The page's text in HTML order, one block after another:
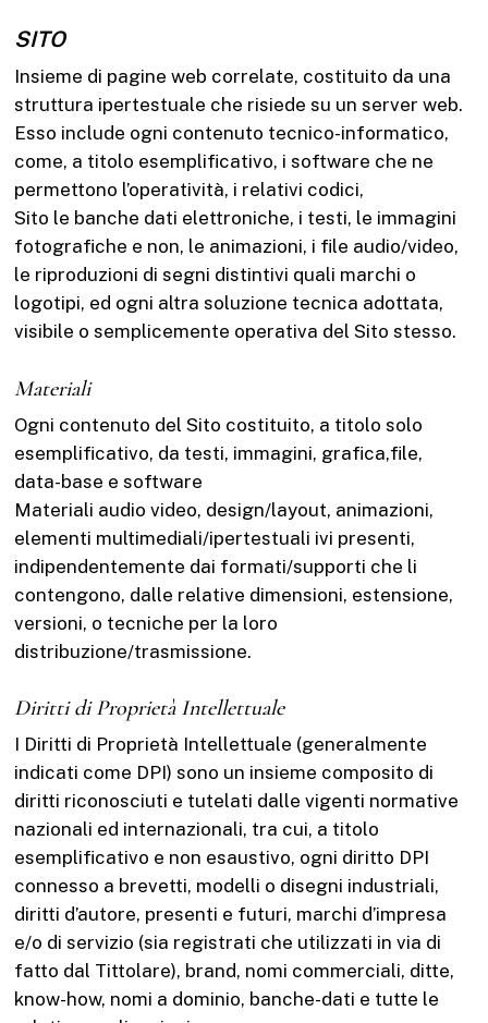
SITO
Insieme di pagine web correlate, costituito da una
struttura ipertestuale che risiede su un server web.
Esso include ogni contenuto tecnico-informatico,
come, a titolo esemplificativo, i software che ne
permettono l’operatività, i relativi codici,
Sito le banche dati elettroniche, i testi, le immagini
fotografiche e non, le animazioni, i file audio/video,
le riproduzioni di segni distintivi quali marchi o
logotipi, ed ogni altra soluzione tecnica adottata,
visibile o semplicemente operativa del Sito stesso.
Materiali
Ogni contenuto del Sito costituito, a titolo solo
esemplificativo, da testi, immagini, grafica,file,
data-base e software
Materiali audio video, design/layout, animazioni,
elementi multimediali/ipertestuali ivi presenti,
indipendentemente dai formati/supporti che li
contengono, dalle relative dimensioni, estensione,
versioni, o tecniche per la loro
distribuzione/trasmissione.
Diritti di Proprietà Intellettuale
I Diritti di Proprietà Intellettuale (generalmente
indicati come DPI) sono un insieme composito di
diritti riconosciuti e tutelati dalle vigenti normative
nazionali ed internazionali, tra cui, a titolo
esemplificativo e non esaustivo, ogni diritto DPI
connesso a brevetti, modelli o disegni industriali,
diritti d’autore, presenti e futuri, marchi d’impresa
e/o di servizio (sia registrati che utilizzati in via di
fatto dal Tittolare), brand, nomi commerciali, ditte,
know-how, nomi a dominio, banche-dati e tutte le